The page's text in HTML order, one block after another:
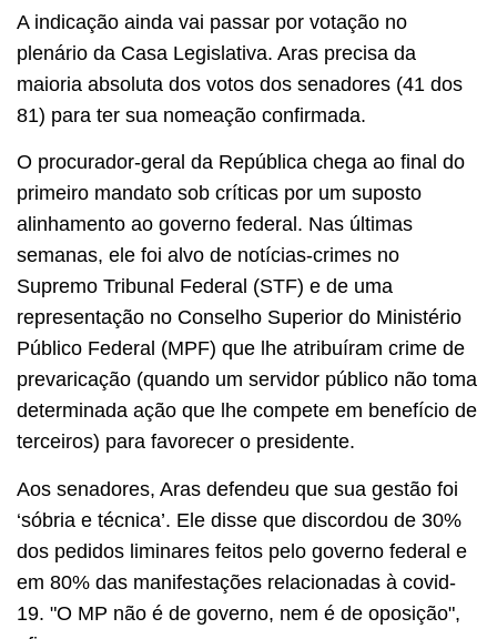
A indicação ainda vai passar por votação no
plenário da Casa Legislativa. Aras precisa da
maioria absoluta dos votos dos senadores (41 dos
81) para ter sua nomeação confirmada.
O procurador-geral da República chega ao final do
primeiro mandato sob críticas por um suposto
alinhamento ao governo federal. Nas últimas
semanas, ele foi alvo de notícias-crimes no
Supremo Tribunal Federal (STF) e de uma
representação no Conselho Superior do Ministério
Público Federal (MPF) que lhe atribuíram crime de
prevaricação (quando um servidor público não toma
determinada ação que lhe compete em benefício de
terceiros) para favorecer o presidente.
Aos senadores, Aras defendeu que sua gestão foi
‘sóbria e técnica’. Ele disse que discordou de 30%
dos pedidos liminares feitos pelo governo federal e
em 80% das manifestações relacionadas à covid-
19. "O MP não é de governo, nem é de oposição",